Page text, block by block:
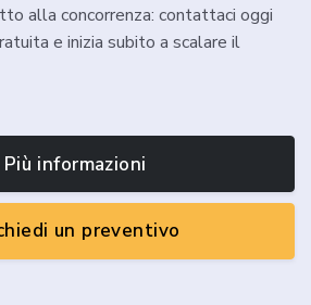
alla concorrenza: contattaci oggi
e inizia subito a scalare il
Più informazioni
un preventivo